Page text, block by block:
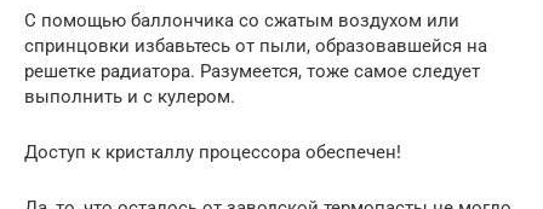
С помощью баллончика со сжатым воздухом или
спринцовки избавьтесь от пыли, образовавшейся на
решетке радиатора. Разумеется, тоже самое следует
выполнить и с кулером.
Доступ к кристаллу процессора обеспечен!